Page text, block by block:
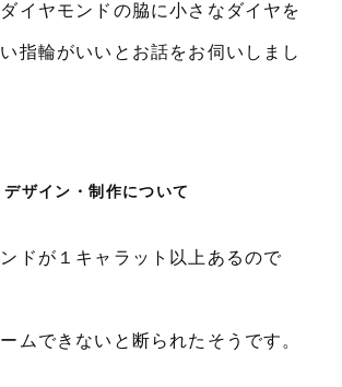
イヤモンドの脇に小さなダイヤを
指輪がいいとお話をお伺いしまし
デザイン・制作について
ドが１キャラット以上あるので
ムできないと断られたそうです。